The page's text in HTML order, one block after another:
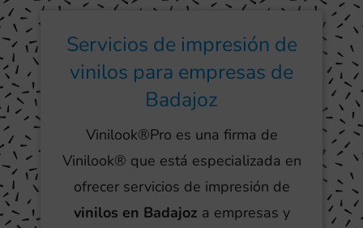
Servicios de impresión de
vinilos para empresas de
Badajoz
Vinilook®Pro es una firma de
Vinilook® que está especializada en
ofrecer servicios de impresión de
vinilos en Badajoz a empresas y